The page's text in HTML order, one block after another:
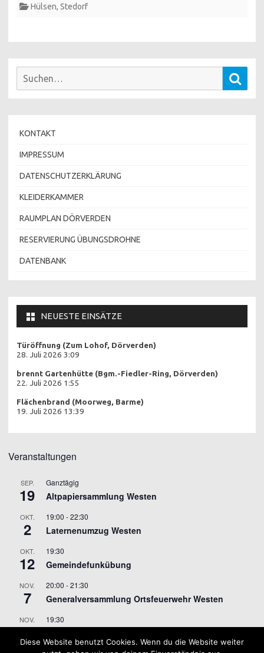
Hülsen, Stedorf
Suchen
KONTAKT
IMPRESSUM
DATENSCHUTZERKLÄRUNG
KLEIDERKAMMER
RAUMPLAN DÖRVERDEN
RESERVIERUNG ÜBUNGSDROHNE
DATENBANK
NEUESTE EINSÄTZE
Türöffnung (Zum Lohof, Dörverden)
28. Juli 2026 3:09
brennt Gartenhütte (Bgm.-Fiedler-Ring, Dörverden)
22. Juli 2026 1:55
Flächenbrand (Moorweg, Barme)
19. Juli 2026 13:39
Veranstaltungen
SEP.
19
Ganztägig
Altpapiersammlung Westen
OKT.
2
19:00 -22:30
Laternenumzug Westen
OKT.
12
19:30
Gemeindefunkübung
NOV.
7
20:00 -21:30
Generalversammlung Ortsfeuerwehr Westen
NOV.
9
19:30
Diese Website benutzt Cookies. Wenn du die Website weiter